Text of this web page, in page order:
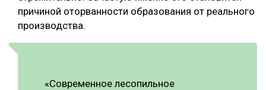
причиной оторванности образования от реального
производства.
«Современное лесопильное